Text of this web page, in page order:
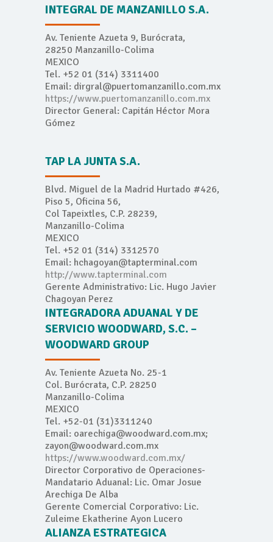
INTEGRAL DE MANZANILLO S.A.
Av. Teniente Azueta 9, Burócrata,
28250 Manzanillo-Colima
MEXICO
Tel. +52 01 (314) 3311400
Email: dirgral@puertomanzanillo.com.mx
https://www.puertomanzanillo.com.mx
Director General: Capitán Héctor Mora
Gómez
TAP LA JUNTA S.A.
Blvd. Miguel de la Madrid Hurtado #426,
Piso 5, Oficina 56,
Col Tapeixtles, C.P. 28239,
Manzanillo-Colima
MEXICO
Tel. +52 01 (314) 3312570
Email: hchagoyan@tapterminal.com
http://www.tapterminal.com
Gerente Administrativo: Lic. Hugo Javier
Chagoyan Perez
INTEGRADORA ADUANAL Y DE
SERVICIO WOODWARD, S.C. –
WOODWARD GROUP
Av. Teniente Azueta No. 25-1
Col. Burócrata, C.P. 28250
Manzanillo-Colima
MEXICO
Tel. +52-01 (31)3311240
Email: oarechiga@woodward.com.mx;
zayon@woodward.com.mx
https://www.woodward.com.mx/
Director Corporativo de Operaciones-
Mandatario Aduanal: Lic. Omar Josue
Arechiga De Alba
Gerente Comercial Corporativo: Lic.
Zuleime Ekatherine Ayon Lucero
ALIANZA ESTRATEGICA